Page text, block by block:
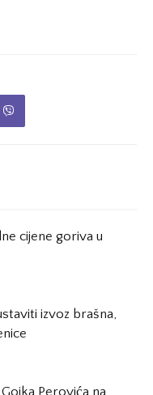
cijene goriva u
izvoz brašna,
Perovića na